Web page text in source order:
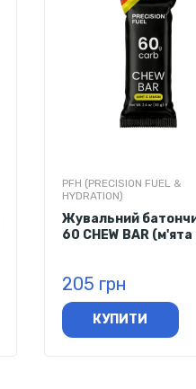
якості та сертифікації
PFH (PRECISION FUEL &
HYDRATION)
Жувальний
60 CHEW BAR (м'ята
205 грн
КУПИТИ